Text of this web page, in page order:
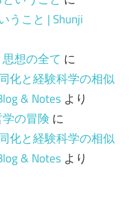
うこと | Shunji
想の全て に
化と経験科学の相似
& Notes より
の冒険 に
化と経験科学の相似
& Notes より